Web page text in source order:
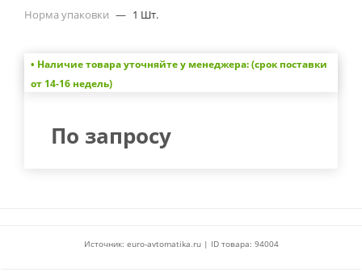
Норма упаковки — 1 Шт.
• Наличие товара уточняйте у менеджера: (срок поставки
от 14-16 недель)
По запросу
Источник: euro-avtomatika.ru | ID товара: 94004